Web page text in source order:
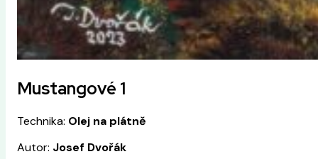
Mustangové 1
Technika: Olej na plátně
Autor: Josef Dvořák